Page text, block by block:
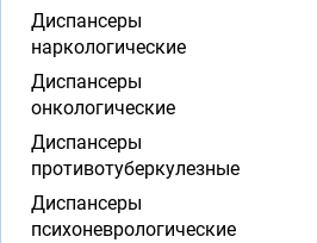
Диспансеры
наркологические
Диспансеры
онкологические
Диспансеры
противотуберкулезные
Диспансеры
психоневрологические